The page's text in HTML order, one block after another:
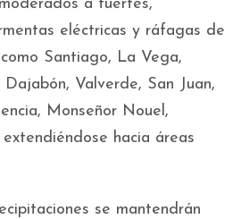
a fuertes,
eléctricas y ráfagas de
Santiago, La Vega,
Valverde, San Juan,
Monseñor Nouel,
hacia áreas
se mantendrán